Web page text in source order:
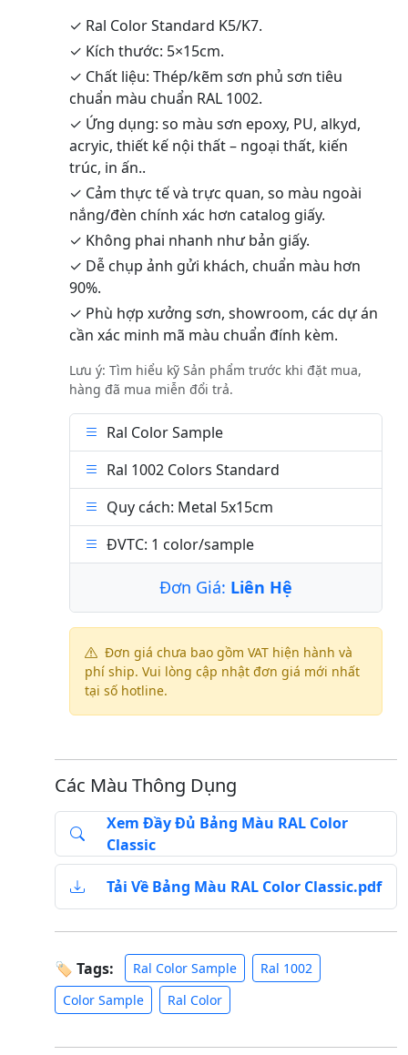
✓ Ral Color Standard K5/K7.
✓ Kích thước: 5×15cm.
✓ Chất liệu: Thép/kẽm sơn phủ sơn tiêu
chuẩn màu chuẩn RAL 1002.
✓ Ứng dụng: so màu sơn epoxy, PU, alkyd,
acryic, thiết kế nội thất – ngoại thất, kiến
trúc, in ấn..
✓ Cảm thực tế và trực quan, so màu ngoài
nắng/đèn chính xác hơn catalog giấy.
✓ Không phai nhanh như bản giấy.
✓ Dễ chụp ảnh gửi khách, chuẩn màu hơn
90%.
✓ Phù hợp xưởng sơn, showroom, các dự án
cần xác minh mã màu chuẩn đính kèm.
Lưu ý: Tìm hiểu kỹ Sản phẩm trước khi đặt mua,
hàng đã mua miễn đổi trả.
Ral Color Sample
Ral 1002 Colors Standard
Quy cách: Metal 5x15cm
ĐVTC: 1 color/sample
Đơn Giá: Liên Hệ
Đơn giá chưa bao gồm VAT hiện hành và
phí ship. Vui lòng cập nhật đơn giá mới nhất
tại số hotline.
Các Màu Thông Dụng
Xem Đầy Đủ Bảng Màu RAL Color
Classic
Tải Về Bảng Màu RAL Color Classic.pdf
🏷 Tags: Ral Color Sample
Ral 1002
Color Sample
Ral Color